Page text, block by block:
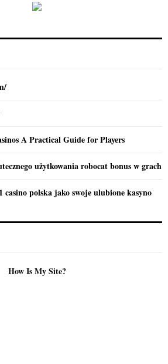
A Practical Guide for Players
użytkowania robocat bonus w grach
casino polska jako swoje ulubione kasyno
How Is My Site?